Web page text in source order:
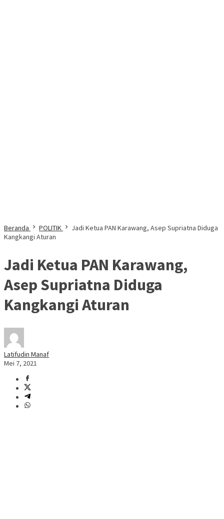
Beranda POLITIK
Jadi Ketua PAN Karawang, Asep Supriatna Diduga
Kangkangi Aturan
Jadi Ketua PAN Karawang,
Asep Supriatna Diduga
Kangkangi Aturan
Latifudin Manaf
Mei 7, 2021